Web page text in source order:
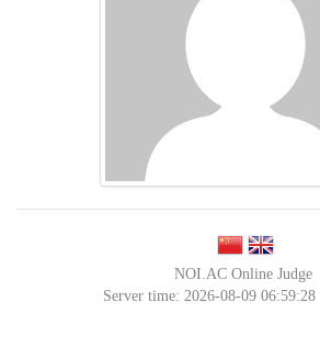
NOI.AC Online Judge
Server time: 2026-08-09 06:59:28 |